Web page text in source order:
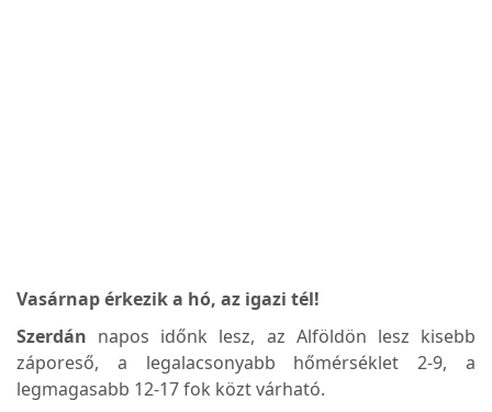
Vasárnap érkezik a hó, az igazi tél!
Szerdán napos időnk lesz, az Alföldön lesz kisebb
záporeső, a legalacsonyabb hőmérséklet 2-9, a
legmagasabb 12-17 fok közt várható.